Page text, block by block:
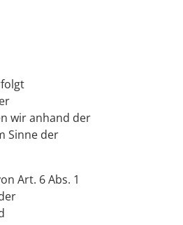
wir anhand der
Sinne der
Art. 6 Abs. 1